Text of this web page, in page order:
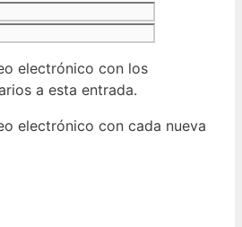
electrónico con los
a esta entrada.
electrónico con cada nueva